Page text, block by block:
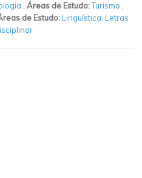
Áreas de Estudo:Turismo
de Estudo:Linguística, Letras